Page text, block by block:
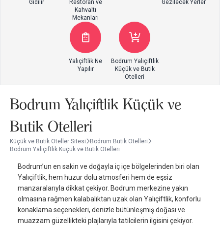
Gidilir
Restoran ve
Kahvaltı
Mekanları
Gezilecek Yerler
Yalıçiftlik Ne
Yapılır
Bodrum Yalıçiftlik
Küçük ve Butik
Otelleri
Bodrum Yalıçiftlik Küçük ve
Butik Otelleri
Küçük ve Butik Oteller Sitesi
Bodrum Butik Otelleri
Bodrum Yalıçiftlik Küçük ve Butik Otelleri
Bodrum’un en sakin ve doğayla iç içe bölgelerinden biri olan
Yalıçiftlik, hem huzur dolu atmosferi hem de eşsiz
manzaralarıyla dikkat çekiyor. Bodrum merkezine yakın
olmasına rağmen kalabalıktan uzak olan Yalıçiftlik, konforlu
konaklama seçenekleri, denizle bütünleşmiş doğası ve
muazzam güzellikteki plajlarıyla tatilcilerin ilgisini çekiyor.